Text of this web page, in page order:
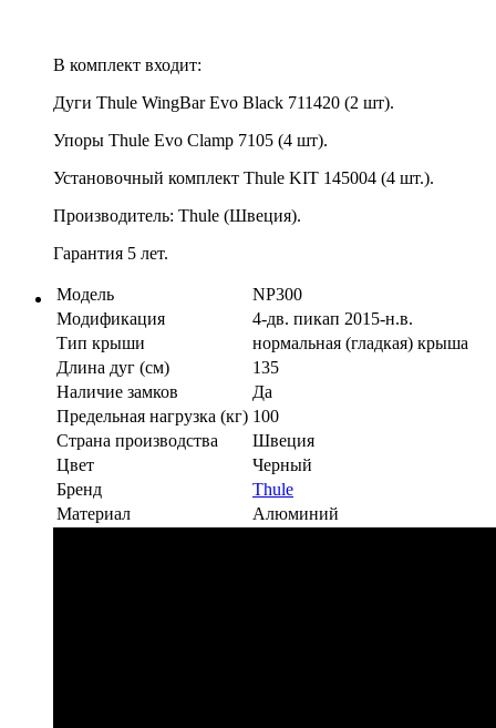
В комплект входит:
Дуги Thule WingBar Evo Black 711420 (2 шт).
Упоры Thule Evo Clamp 7105 (4 шт).
Установочный комплект Thule KIT 145004 (4 шт.).
Производитель: Thule (Швеция).
Гарантия 5 лет.
Модель
NP300
Модификация
4-дв. пикап 2015-н.в.
Тип крыши
нормальная (гладкая) крыша
Длина дуг (см)
135
Наличие замков
Да
Предельная нагрузка (кг) 100
Страна производства
Швеция
Цвет
Черный
Бренд
Thule
Материал
Алюминий